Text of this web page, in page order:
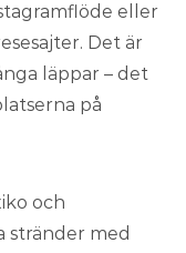
eller
Det är
läppar – det
på
och
stränder med